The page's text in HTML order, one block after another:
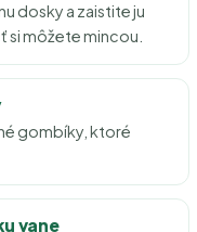
dosky a zaistite ju
môžete mincou.
gombíky, ktoré
vane